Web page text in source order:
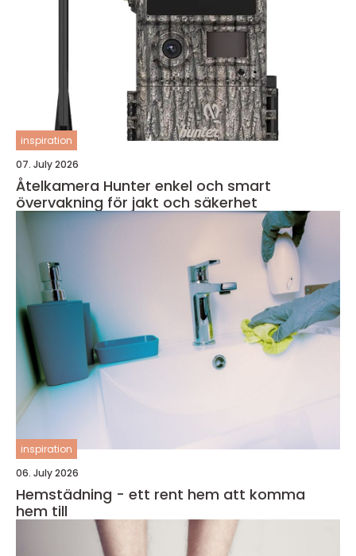
inspiration
07. July 2026
Åtelkamera Hunter enkel och smart
övervakning för jakt och säkerhet
inspiration
06. July 2026
Hemstädning - ett rent hem att komma
hem till